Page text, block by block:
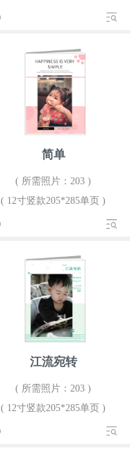
简单
( 所需照片：203 )
( 12寸竖款205*285单页 )
江流宛转
( 所需照片：203 )
( 12寸竖款205*285单页 )